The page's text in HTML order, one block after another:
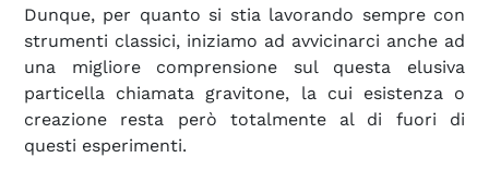
Dunque, per quanto si stia lavorando sempre con
strumenti classici, iniziamo ad avvicinarci anche ad
una migliore comprensione sul questa elusiva
particella chiamata gravitone, la cui esistenza o
creazione resta però totalmente al di fuori di
questi esperimenti.